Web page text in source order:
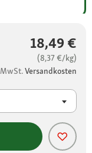
18,49 €
(8,37 €/kg)
Versandkosten